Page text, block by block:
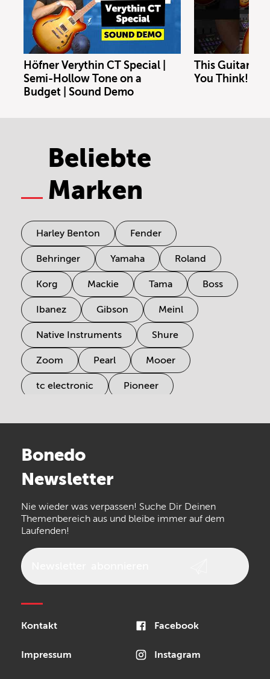
Höfner Verythin CT Special |
Semi-Hollow Tone on a
Budget | Sound Demo
This Guitar
You Think!
Beliebte
Marken
Harley Benton Fender
Behringer Yamaha Roland
Korg Mackie Tama Boss
Ibanez Gibson Meinl
Native Instruments Shure
Zoom Pearl Mooer
tc electronic Pioneer
Arturia
the t.bone
Walrus Audio Epiphone
Bonedo
Newsletter
Nie wieder was verpassen! Suche Dir Deinen
Themenbereich aus und bleibe immer auf dem
Laufenden!
Kontakt
Impressum
Facebook
Instagram